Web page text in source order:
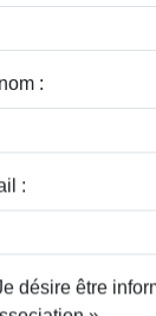
:
:
désire être